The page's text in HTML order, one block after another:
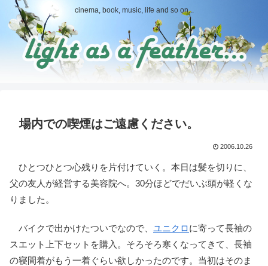
cinema, book, music, life and so on...
場内での喫煙はご遠慮ください。
2006.10.26
ひとつひとつ心残りを片付けていく。本日は髪を切りに、
父の友人が経営する美容院へ。30分ほどでだいぶ頭が軽くな
りました。
バイクで出かけたついでなので、 ユニクロに寄って長袖の
スエット上下セットを購入。そろそろ寒くなってきて、長袖
の寝間着がもう一着ぐらい欲しかったのです。当初はそのま